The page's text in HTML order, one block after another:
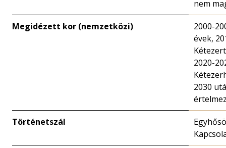
nem
Megidézett kor (nemzetközi)
2000-
évek,
2020-
2030
Történetszál